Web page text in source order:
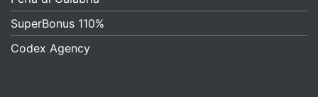
SuperBonus 110%
Codex Agency